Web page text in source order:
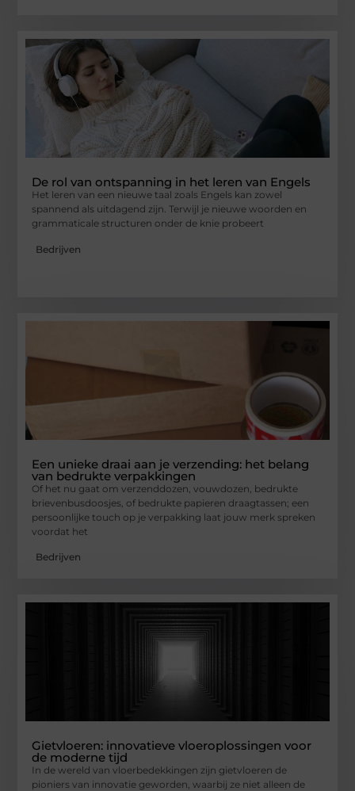
De rol van ontspanning in het leren van Engels
Het leren van een nieuwe taal zoals Engels kan zowel
spannend als uitdagend zijn. Terwijl je nieuwe woorden en
grammaticale structuren onder de knie probeert
Bedrijven
Een unieke draai aan je verzending: het belang
van bedrukte verpakkingen
Of het nu gaat om verzenddozen, vouwdozen, bedrukte
brievenbusdoosjes, of bedrukte papieren draagtassen; een
persoonlijke touch op je verpakking laat jouw merk spreken
voordat het
Bedrijven
Gietvloeren: innovatieve vloeroplossingen voor
de moderne tijd
In de wereld van vloerbedekkingen zijn gietvloeren de
pioniers van innovatie geworden, waarbij ze niet alleen de